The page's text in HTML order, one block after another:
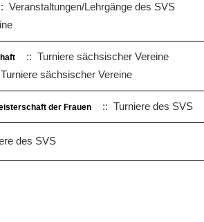
Veranstaltungen/Lehrgänge des SVS
:: Turniere sächsischer Vereine
sächsischer Vereine
der Frauen :: Turniere des SVS
des SVS